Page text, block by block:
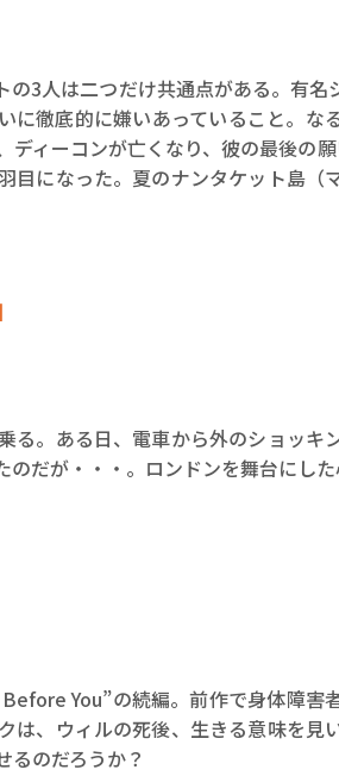
の3人は二つだけ共通点がある。有名
に徹底的に嫌いあっていること。な
ディーコンが亡くなり、彼の最後の
目になった。夏のナンタケット島（
る。ある日、電車から外のショッキ
だが・・・。ロンドンを舞台にした
You”の続編。前作で身体障害
は、ウィルの死後、生きる意味を見
るのだろうか？